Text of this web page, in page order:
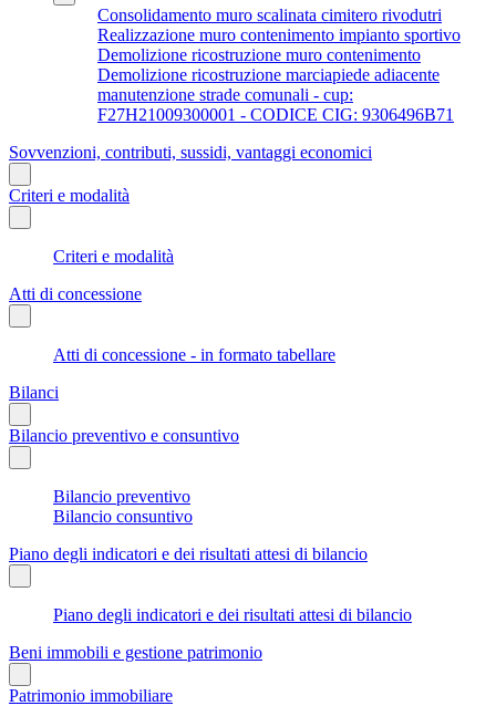
Consolidamento muro scalinata cimitero rivodutri
Realizzazione muro contenimento impianto sportivo
Demolizione ricostruzione muro contenimento
Demolizione ricostruzione marciapiede adiacente
manutenzione strade comunali - cup:
F27H21009300001 - CODICE CIG: 9306496B71
Sovvenzioni, contributi, sussidi, vantaggi economici
Criteri e modalità
Criteri e modalità
Atti di concessione
Atti di concessione - in formato tabellare
Bilanci
Bilancio preventivo e consuntivo
Bilancio preventivo
Bilancio consuntivo
Piano degli indicatori e dei risultati attesi di bilancio
Piano degli indicatori e dei risultati attesi di bilancio
Beni immobili e gestione patrimonio
Patrimonio immobiliare